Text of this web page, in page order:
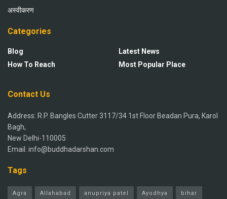
अस्वीकरण
Categories
Blog
How To Reach
Latest News
Most Popular Place
Contact Us
Address: R.P. Bangles Cutter 3117/34 1st Floor Beadan Pura, Karol
Bagh,
New Delhi-110005
Email: info@buddhadarshan.com
Tags
Agra Allahabad anupriya patel Ayodhya bihar